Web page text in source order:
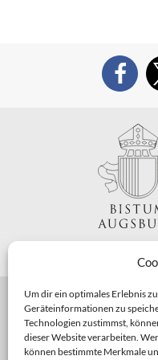
Um dir ein optimales Erlebnis
Geräteinformationen zu
Technologien zustimmst,
dieser Website verarbeiten.
können bestimmte Merkmale